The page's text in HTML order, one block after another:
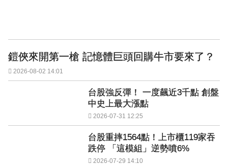
鎧俠來開第一槍 記憶體巨頭回購牛市要來了？
2026-08-02 14:01
台股強反彈！ 一度飆近3千點 創盤
中史上最大漲點
2026-07-31 12:25
台股重摔1564點！上市櫃119家吞
跌停 「這模組」逆勢噴6%
2026-07-29 14:10